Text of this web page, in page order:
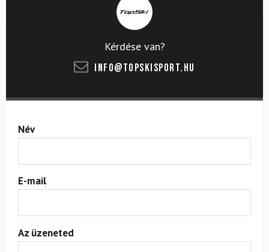
Kérdése van?
info@topskisport.hu
Név
E-mail
Az üzeneted